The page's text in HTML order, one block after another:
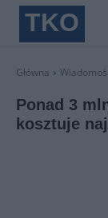
TKO
Główna
Ponad 3
kosztuje